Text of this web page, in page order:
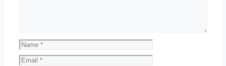
Name
Email